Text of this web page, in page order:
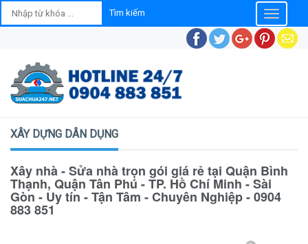
Toggle
XÂY DỰNG DÂN DỤNG
Xây nhà - Sửa nhà trọn gói giá rẻ tại Quận Bình
Thạnh, Quận Tân Phú - TP. Hồ Chí Minh - Sài
Gòn - Uy tín - Tận Tâm - Chuyên Nghiệp - 0904
883 851